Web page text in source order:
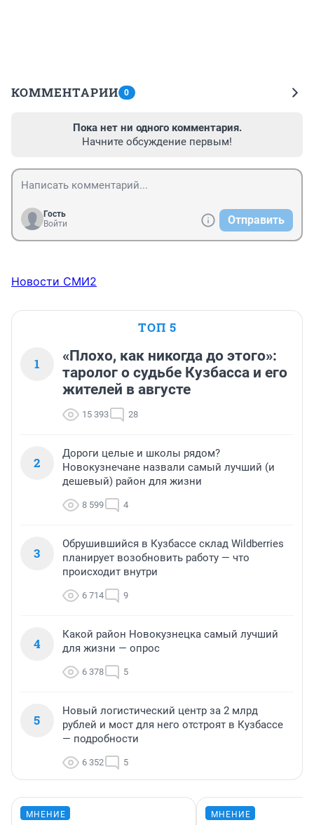
КОММЕНТАРИИ 0
Пока нет ни одного комментария.
Начните обсуждение первым!
Гость
Войти
Отправить
Новости СМИ2
ТОП 5
1
«Плохо, как никогда до этого»:
таролог о судьбе Кузбасса и его
жителей в августе
15 393 28
2
Дороги целые и школы рядом?
Новокузнечане назвали самый лучший (и
дешевый) район для жизни
8 599 4
3
Обрушившийся в Кузбассе склад Wildberries
планирует возобновить работу — что
происходит внутри
6 714 9
4
Какой район Новокузнецка самый лучший
для жизни — опрос
6 378 5
5
Новый логистический центр за 2 млрд
рублей и мост для него отстроят в Кузбассе
— подробности
6 352 5
МНЕНИЕ МНЕНИЕ